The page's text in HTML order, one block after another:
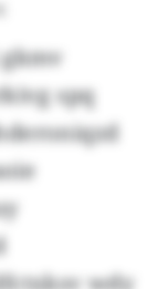
spq
wdy